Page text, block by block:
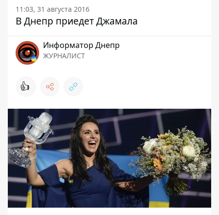
11:03, 31 августа 2016
В Днепр приедет Джамала
Информатор Днепр
ЖУРНАЛИСТ
👍